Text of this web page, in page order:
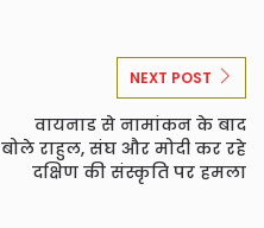
NEXT POST
वायनाड से नामांकन के बाद
बोले राहुल, संघ और मोदी कर रहे
दक्षिण की संस्कृति पर हमला